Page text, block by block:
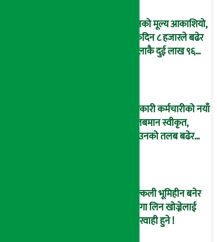
सुनको मूल्य आकाशियो,
एकैदिन ८ हजारले बढेर
तोलाकै दुई लाख ९६
सरकारी कर्मचारीको नयाँ
तलबमान स्वीकृत,
साउनको तलब बढेर
नक्कली भूमिहीन बनेर
जग्गा लिन खोज्नेलाई
कारवाही हुने !